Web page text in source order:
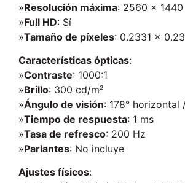
»Resolución máxima: 2560 x 1440
»Full HD: Sí
»Tamaño de píxeles: 0.2331 x
Características ópticas:
»Contraste: 1000:1
»Brillo: 300 cd/m²
»Ángulo de visión: 178° horizontal
»Tiempo de respuesta: 1 ms
»Tasa de refresco: 200 Hz
»Parlantes: No incluye
Ajustes físicos: